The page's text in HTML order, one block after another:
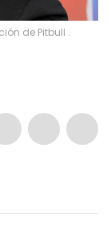
de Pitbull .